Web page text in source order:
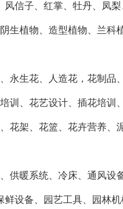
信子、红掌、牡丹、凤梨
生植物、造型植物、兰科
永生花、人造花，花制品
训、花艺设计、插花培训
花架、花篮、花卉营养
供暖系统、冷床、通风
鲜设备、园艺工具、园林